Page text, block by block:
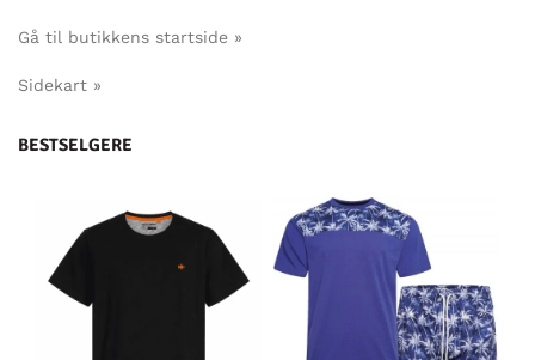
Gå til butikkens startside »
Sidekart »
BESTSELGERE